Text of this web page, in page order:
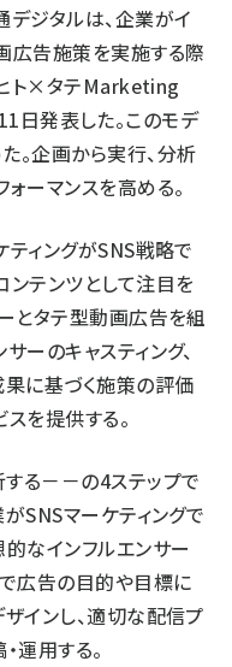
ジタルは、企業がイ
広告施策を実施する際
ト×タテMarketing
日発表した。このモデ
。企画から実行、分析
ーマンスを高める。
ィングがSNS戦略で
ンテンツとして注目を
とタテ型動画広告を組
ーのキャスティング、
果に基づく施策の評価
を提供する。
－－の4ステップで
SNSマーケティングで
なインフルエンサー
広告の目的や目標に
インし、適切な配信プ
運用する。